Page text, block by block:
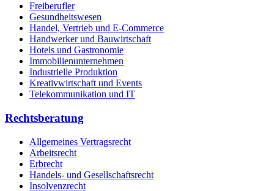
Freiberufler
Gesundheitswesen
Handel, Vertrieb und E-Commerce
Handwerker und Bauwirtschaft
Hotels und Gastronomie
Immobilienunternehmen
Industrielle Produktion
Kreativwirtschaft und Events
Telekommunikation und IT
Rechtsberatung
Allgemeines Vertragsrecht
Arbeitsrecht
Erbrecht
Handels- und Gesellschaftsrecht
Insolvenzrecht